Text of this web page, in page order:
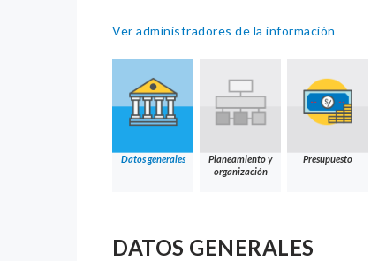
Ver administradores de la información
Datos generales
Planeamiento y
organización
Presupuesto
DATOS GENERALES